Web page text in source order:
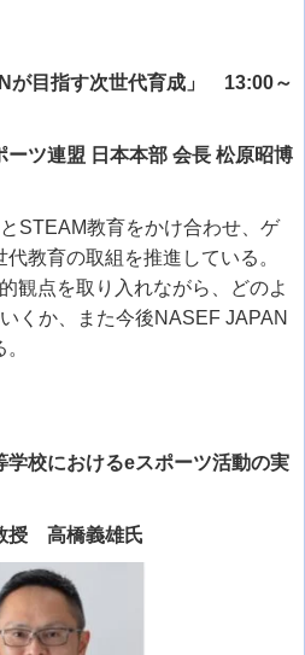
が目指す次世代育成」 13:00～
ツ連盟 日本本部 会長 松原昭博
STEAM教育をかけ合わせ、ゲ
教育の取組を推進している。
観点を取り入れながら、どのよ
くか、また今後NASEF JAPAN
校におけるeスポーツ活動の実
授 高橋義雄氏